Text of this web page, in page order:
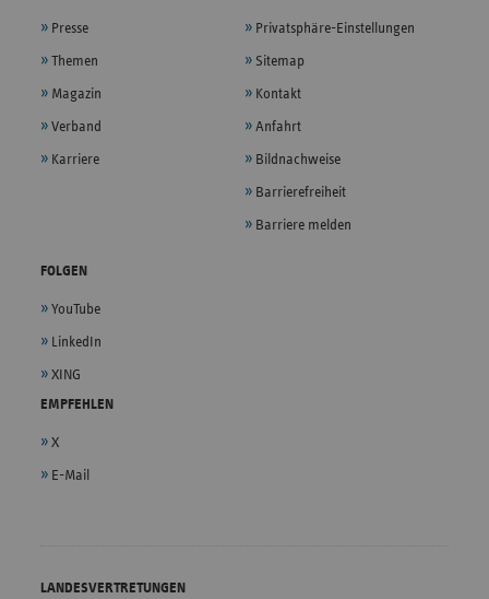
Presse
Themen
Magazin
Verband
Karriere
Privatsphäre-Einstellungen
Sitemap
Kontakt
Anfahrt
Bildnachweise
Barrierefreiheit
Barriere melden
FOLGEN
YouTube
LinkedIn
XING
EMPFEHLEN
X
E-Mail
LANDESVERTRETUNGEN